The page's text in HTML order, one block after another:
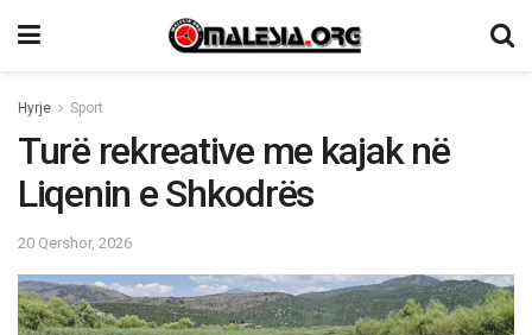
Hyrje Sport
Turë rekreative me kajak në
Liqenin e Shkodrës
20 Qershor, 2026